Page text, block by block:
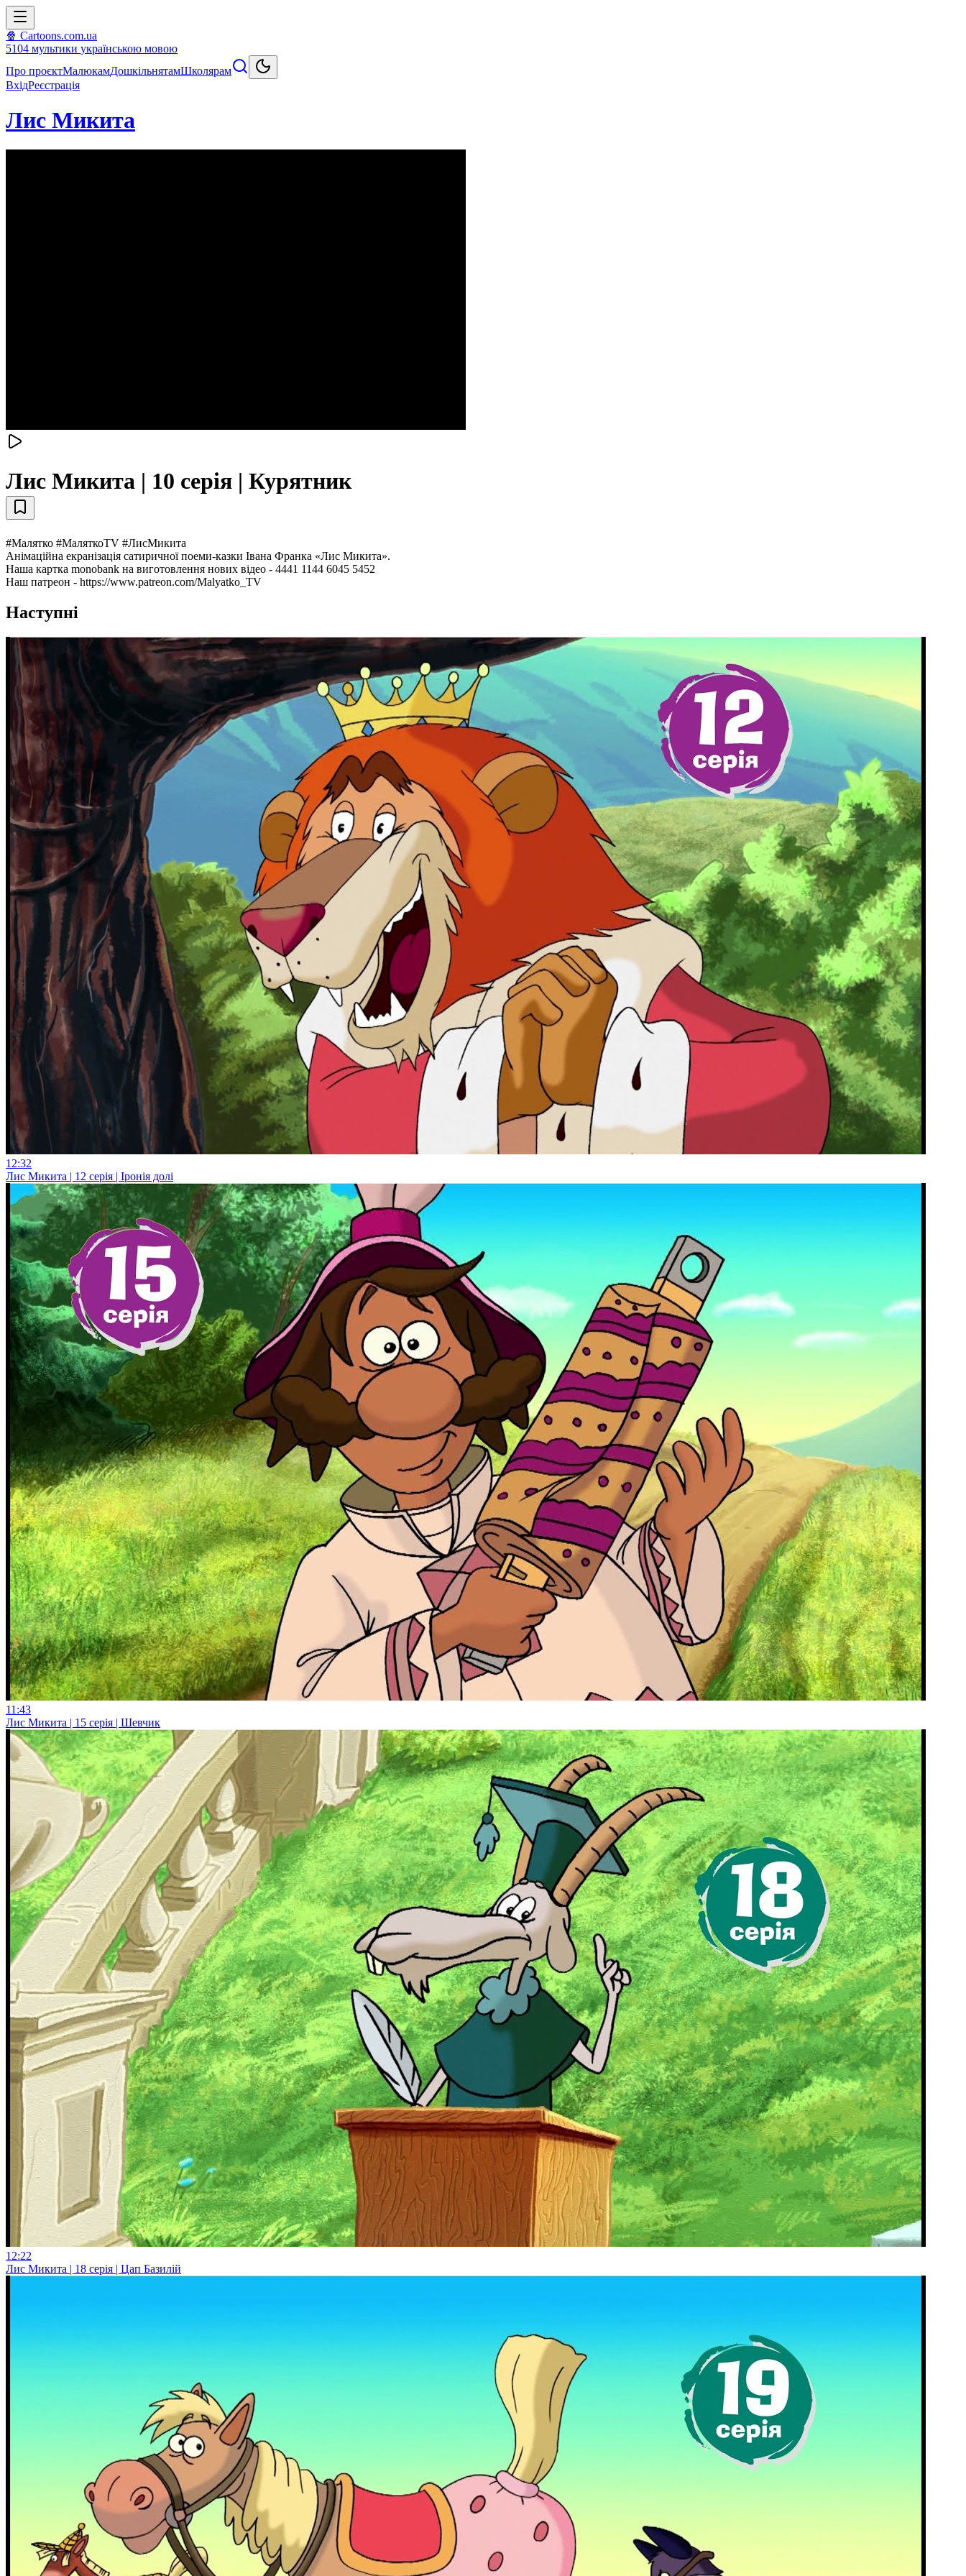
🍿 Cartoons.com.ua
5104 мультики українською мовою
Про проєктМалюкамДошкільнятамШколярам
ВхідРеєстрація
Лис Микита
Лис Микита | 10 серія | Курятник
#Малятко #МаляткоTV #ЛисМикита
Анімаційна екранізація сатиричної поеми-казки Івана Франка «Лис Микита».
Наша картка monobank на виготовлення нових відео - 4441 1144 6045 5452
Наш патреон - https://www.patreon.com/Malyatko_TV
Наступні
12:32
Лис Микита | 12 серія | Іронія долі
11:43
Лис Микита | 15 серія | Шевчик
12:22
Лис Микита | 18 серія | Цап Базилій